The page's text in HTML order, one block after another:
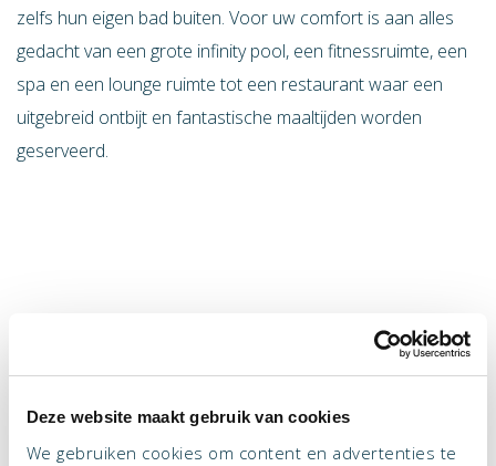
Deze website maakt gebruik van cookies
We gebruiken cookies om content en advertenties te
zelfs hun eigen bad buiten. Voor uw comfort is aan alles
gedacht van een grote infinity pool, een fitnessruimte, een
spa en een lounge ruimte tot een restaurant waar een
uitgebreid ontbijt en fantastische maaltijden worden
geserveerd.